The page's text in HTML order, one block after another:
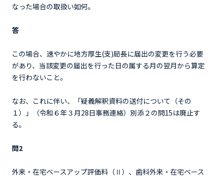
なった場合の取扱い如何。
答
この場合、速やかに地方厚生(支)局長に届出の変更を行う必要
があり、当該変更の届出を行った日の属する月の翌月から算定
を行わないこと。
なお、これに伴い、「疑義解釈資料の送付について（その
１）」（令和６年３月28日事務連絡）別添２の問15は廃止す
る。
問2
外来・在宅ベースアップ評価料（Ⅱ）、歯科外来・在宅ベース